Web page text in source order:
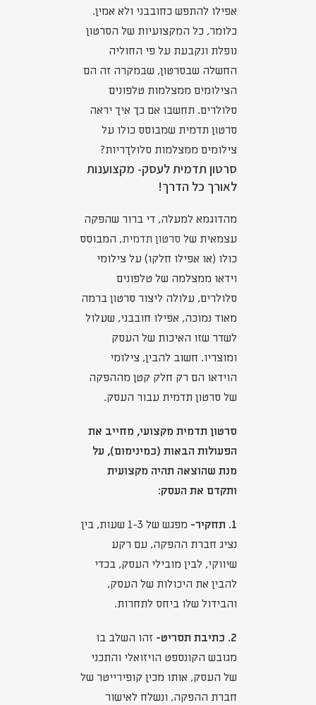
אפילו להתפש כחובבני ולא אמין.
כלומר, כל המקצועיות של הסרטון
נופלת ונקבעת על פי החוליה
החשלה שבסרטון, שבמקרה זה הם
הצילומים ממצלמות טלפונים
סלולרים. תחשבו אם כך איך יראה
סרטון תדמית שמבוסס כולו על
צילומים ממצלמות סלולךריות?
סרטון תדמית לעסק- מקצוענות
לאורך כל הדרך!
מהדוגמא למעלה, די ברור שהפקה
עצמאית של סרטון תדמית, המבוסס
כולו (או אפילו חלקו) על צילומי
וידאו ממצלמה של טלפונים
סלולרים, עלולה ליצור סרטון ברמה
מאוד נמוכה, אפילו חובבני, שעלול
לשדר שזו האיכות של העסק
ומוצריו. חשוב להבין, צילומי
הוידאו הם רק חלק קטן מההפקה
של סרטון תדמית עבור העסק.
סרטון תדמית מקצועי, מחייב את
הפעולות הבאות (כמינימום), על
מנת שהוצאה תהיה מקצועית
ותקדם את העסק:
1. תחקיר-
מפגש של 1-3 שעות, בין
נציג חברת ההפקה, עם רקע
שיווקי, לבין מובילי העסק, בכדי
להבין את היכולות של העסק,
והבידול שלו ביחס לתחרות.
2. כתיבת תסריט-
זהו השלב בו
מגובש הקונספט הויזואלי והתכני
של העסק, אותו מכין קופירייטר של
חברת ההפקה, ונשלח לאישור